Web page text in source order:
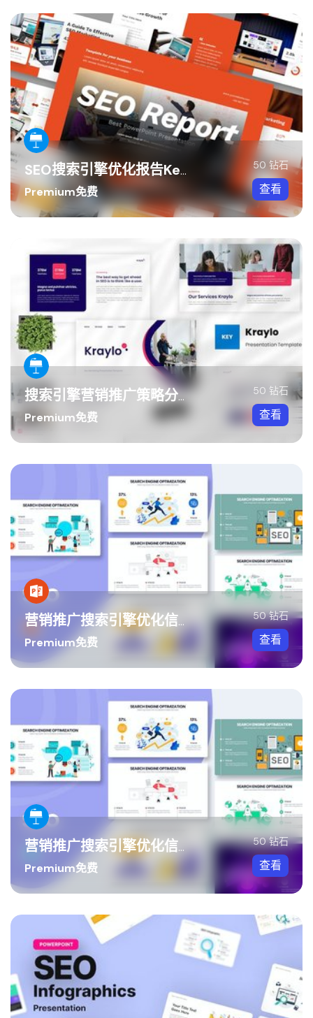
SEO搜索引擎优化报告Keynote模板
Premium免费
50 钻石
查看
搜索引擎营销推广策略分析Keynote模板
Premium免费
50 钻石
查看
营销推广搜索引擎优化信息图PPT模板
Premium免费
50 钻石
查看
营销推广搜索引擎优化信息图形Keynote模板
Premium免费
50 钻石
查看